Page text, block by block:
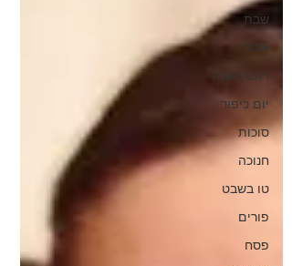
שבת
אלול
ראש השנה
יום כיפור
סוכות
חנוכה
טו בשבט
פורים
פסח